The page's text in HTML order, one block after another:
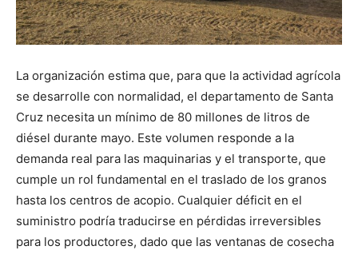
La organización estima que, para que la actividad agrícola
se desarrolle con normalidad, el departamento de Santa
Cruz necesita un mínimo de 80 millones de litros de
diésel durante mayo. Este volumen responde a la
demanda real para las maquinarias y el transporte, que
cumple un rol fundamental en el traslado de los granos
hasta los centros de acopio. Cualquier déficit en el
suministro podría traducirse en pérdidas irreversibles
para los productores, dado que las ventanas de cosecha